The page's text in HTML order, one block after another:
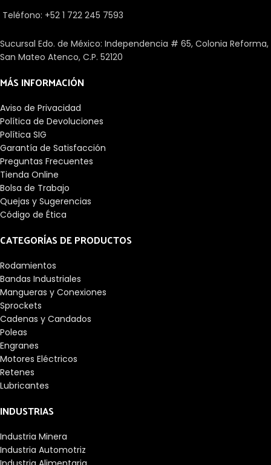
Teléfono: +52 1 722 245 7593
Sucursal Edo. de México: Independencia # 65, Colonia Reforma,
San Mateo Atenco, C.P. 52120
MÁS INFORMACIÓN
Aviso de Privacidad
Política de Devoluciones
Política SIG
Garantía de Satisfacción
Preguntas Frecuentes
Tienda Online
Bolsa de Trabajo
Quejas y Sugerencias
Código de Ética
CATEGORÍAS DE PRODUCTOS
Rodamientos
Bandas Industriales
Mangueras y Conexiones
Sprockets
Cadenas y Candados
Poleas
Engranes
Motores Eléctricos
Retenes
Lubricantes
INDUSTRIAS
Industria Minera
Industria Automotriz